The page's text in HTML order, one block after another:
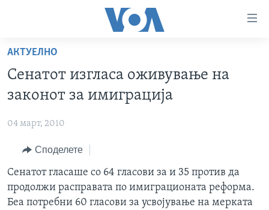
пристапност
Премини
на
главната
Премини
за
навигација
Пребарувај
МАКЕДОНИЈА
СВЕТ
ЕКОНОМИЈА
ПОЛИТИКА
ДОКУМЕНТАРЦИ
АРХИВИРАНА ПРОГРАМА
NEWSFLASH - АРХИВА
ВЕСТИ ОД САД ВО МИНУТА - АРХИВА
ЗА НАС
Learning English
АКТУЕЛНО
Сенатот изгласа оживување на
законот за имиграција
04 март, 2010
Споделете
Сенатот гласаше со 64 гласови за и 35 против да
продолжи расправата по имиграционата реформа.
Беа потребни 60 гласови за усвојување на мерката